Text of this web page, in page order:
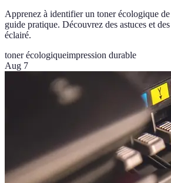
Apprenez à identifier un toner écologique
guide pratique. Découvrez des astuces et
éclairé.
toner écologiqueimpression durable
Aug 7